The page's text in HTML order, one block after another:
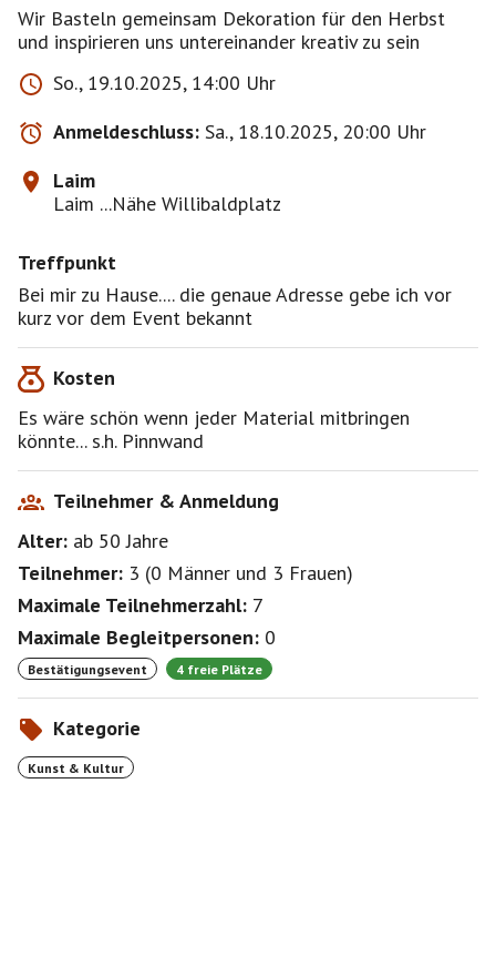
Wir Basteln gemeinsam Dekoration für den Herbst
und inspirieren uns untereinander kreativ zu sein
So., 19.10.2025, 14:00 Uhr
Anmeldeschluss: Sa., 18.10.2025, 20:00 Uhr
Laim
Laim ...Nähe Willibaldplatz
Treffpunkt
Bei mir zu Hause.... die genaue Adresse gebe ich vor
kurz vor dem Event bekannt
Kosten
Es wäre schön wenn jeder Material mitbringen
könnte... s.h. Pinnwand
Teilnehmer & Anmeldung
Alter: ab 50Jahre
Teilnehmer: 3 (0 Männer und 3 Frauen)
Maximale Teilnehmerzahl: 7
Maximale Begleitpersonen: 0
Bestätigungsevent 4 freie Plätze
Kategorie
Kunst & Kultur